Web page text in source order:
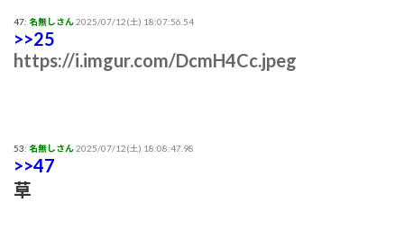
47: 名無しさん2025/07/12(土) 18:07:56.54
>>25
https://i.imgur.com/DcmH4Cc.jpeg
53: 名無しさん2025/07/12(土) 18:08:47.98
>>47
草